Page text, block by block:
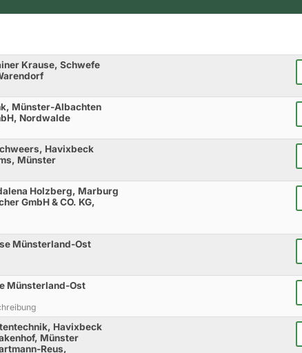
Krause, Schwefe
Münster-Albachten
Nordwalde
Havixbeck
Münster
Holzberg, Marburg
GmbH & CO. KG,
Münsterland-Ost
Münsterland-Ost
Havixbeck
Münster
Reus,